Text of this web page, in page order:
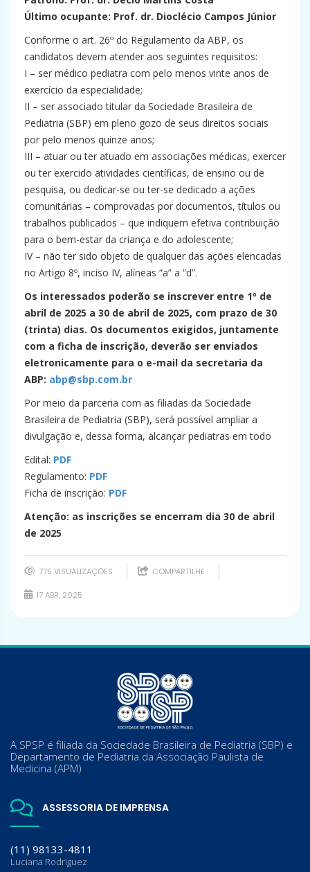
Último ocupante: Prof. dr. Dioclécio Campos Júnior
Conforme o art. 26º do Regulamento da ABP, os
candidatos devem atender aos seguintes requisitos:
I – ser médico pediatra com pelo menos vinte anos de
exercício da especialidade;
II – ser associado titular da Sociedade Brasileira de
Pediatria (SBP) em pleno gozo de seus direitos sociais
por pelo menos quinze anos;
III – atuar ou ter atuado em associações médicas, exercer
ou ter exercido atividades científicas, de ensino ou de
pesquisa, ou dedicar-se ou ter-se dedicado a ações
comunitárias – comprovadas por documentos, títulos ou
trabalhos publicados – que indiquem efetiva contribuição
para o bem-estar da criança e do adolescente;
IV – não ter sido objeto de qualquer das ações elencadas
no Artigo 8º, inciso IV, alíneas “a” a “d”.
Os interessados poderão se inscrever entre 1º de
abril de 2025 a 30 de abril de 2025, com prazo de 30
(trinta) dias. Os documentos exigidos, juntamente
com a ficha de inscrição, deverão ser enviados
eletronicamente para o e-mail da secretaria da
ABP: abp@sbp.com.br
Por meio da parceria com as filiadas da Sociedade
Brasileira de Pediatria (SBP), será possível ampliar a
divulgação e, dessa forma, alcançar pediatras em todo
Edital: PDF
Regulamento: PDF
Ficha de inscrição: PDF
Atenção: as inscrições se encerram dia 30 de abril
de 2025
775 VISUALIZAÇÕES COMPARTILHE
17 ABR, 2025
A SPSP é filiada da Sociedade Brasileira de Pediatria (SBP) e
Departamento de Pediatria da Associação Paulista de
Medicina (APM)
ASSESSORIA DE IMPRENSA
(11) 98133-4811
Luciana Rodriguez